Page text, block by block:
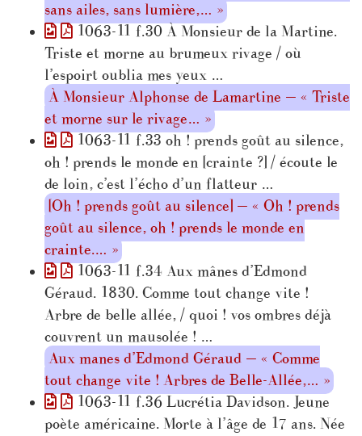
sans ailes, sans lumière,… »
1063-11 f.30 À Monsieur de la Martine.
Triste et morne au brumeux rivage / où
l’espoirt oublia mes yeux …
À Monsieur Alphonse de Lamartine — « Triste
et morne sur le rivage… »
1063-11 f.33 oh ! prends goût au silence,
oh ! prends le monde en [crainte ?] / écoute le
de loin, c’est l’écho d’un flatteur …
[Oh ! prends goût au silence] — « Oh ! prends
goût au silence, oh ! prends le monde en
crainte.… »
1063-11 f.34 Aux mânes d’Edmond
Géraud. 1830. Comme tout change vite !
Arbre de belle allée, / quoi ! vos ombres déjà
couvrent un mausolée ! …
Aux manes d’Edmond Géraud — « Comme
tout change vite ! Arbres de Belle-Allée,… »
1063-11 f.36 Lucrétia Davidson. Jeune
poète américaine. Morte à l’âge de 17 ans. Née